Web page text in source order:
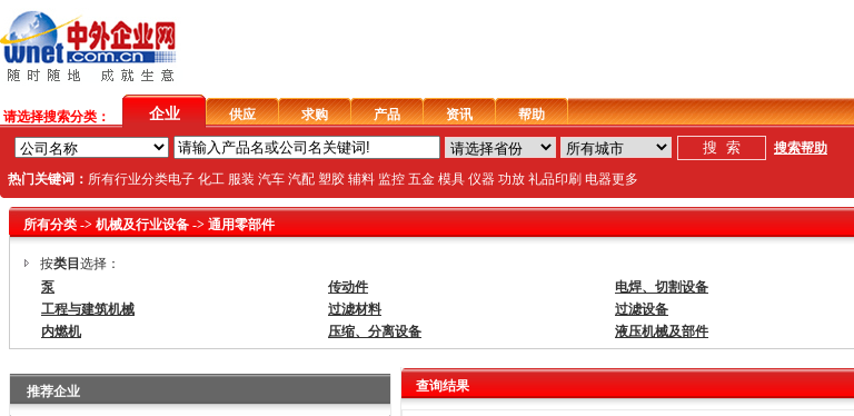
请选择搜索分类： 企业 供应 求购 产品 资讯 帮助
搜索帮助
热门关键词： 所有行业分类电子 化工 服装 汽车 汽配 塑胶 辅料 监控 五金 模具 仪器 功放 礼品印刷 电器更多
所有分类 -> 机械及行业设备 -> 通用零部件
按类目 选择：
泵
传动件 电焊、切割设备
工程与建筑机械
过滤材料 过滤设备
内燃机
压缩、分离设备 液压机械及部件
推荐企业 查询结果